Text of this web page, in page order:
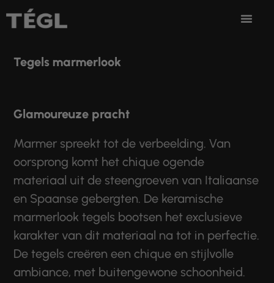
Ga naar de inhoud
Tegels marmerlook
Glamoureuze pracht
Marmer spreekt tot de verbeelding. Van
oorsprong komt het chique ogende
materiaal uit de steengroeven van Italiaanse
en Spaanse gebergten. De keramische
marmerlook tegels bootsen het exclusieve
karakter van dit materiaal na tot in perfectie.
De tegels creëren een chique en stijlvolle
ambiance, met buitengewone schoonheid.